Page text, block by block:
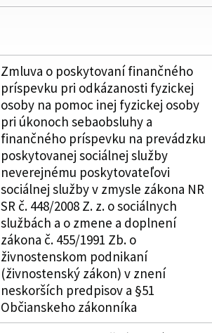
Zmluva o poskytovaní finančného
príspevku pri odkázanosti fyzickej
osoby na pomoc inej fyzickej osoby
pri úkonoch sebaobsluhy a
finančného príspevku na prevádzku
poskytovanej sociálnej služby
neverejnému poskytovateľovi
sociálnej služby v zmysle zákona NR
SR č. 448/2008 Z. z. o sociálnych
službách a o zmene a doplnení
zákona č. 455/1991 Zb. o
živnostenskom podnikaní
(živnostenský zákon) v znení
neskorších predpisov a §51
Občianskeho zákonníka